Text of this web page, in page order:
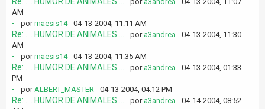
AM
- - pormaesis14- 04-13-2004, 11:11 AM
Re: .... HUMOR DE ANIMALES ... - por a3andrea - 04-13-2004, 11:30
AM
- - pormaesis14- 04-13-2004, 11:35 AM
Re: .... HUMOR DE ANIMALES ... - por a3andrea - 04-13-2004, 01:33
PM
- - porALBERT_MASTER - 04-13-2004, 04:12 PM
Re: .... HUMOR DE ANIMALES ... - por a3andrea - 04-14-2004, 08:52